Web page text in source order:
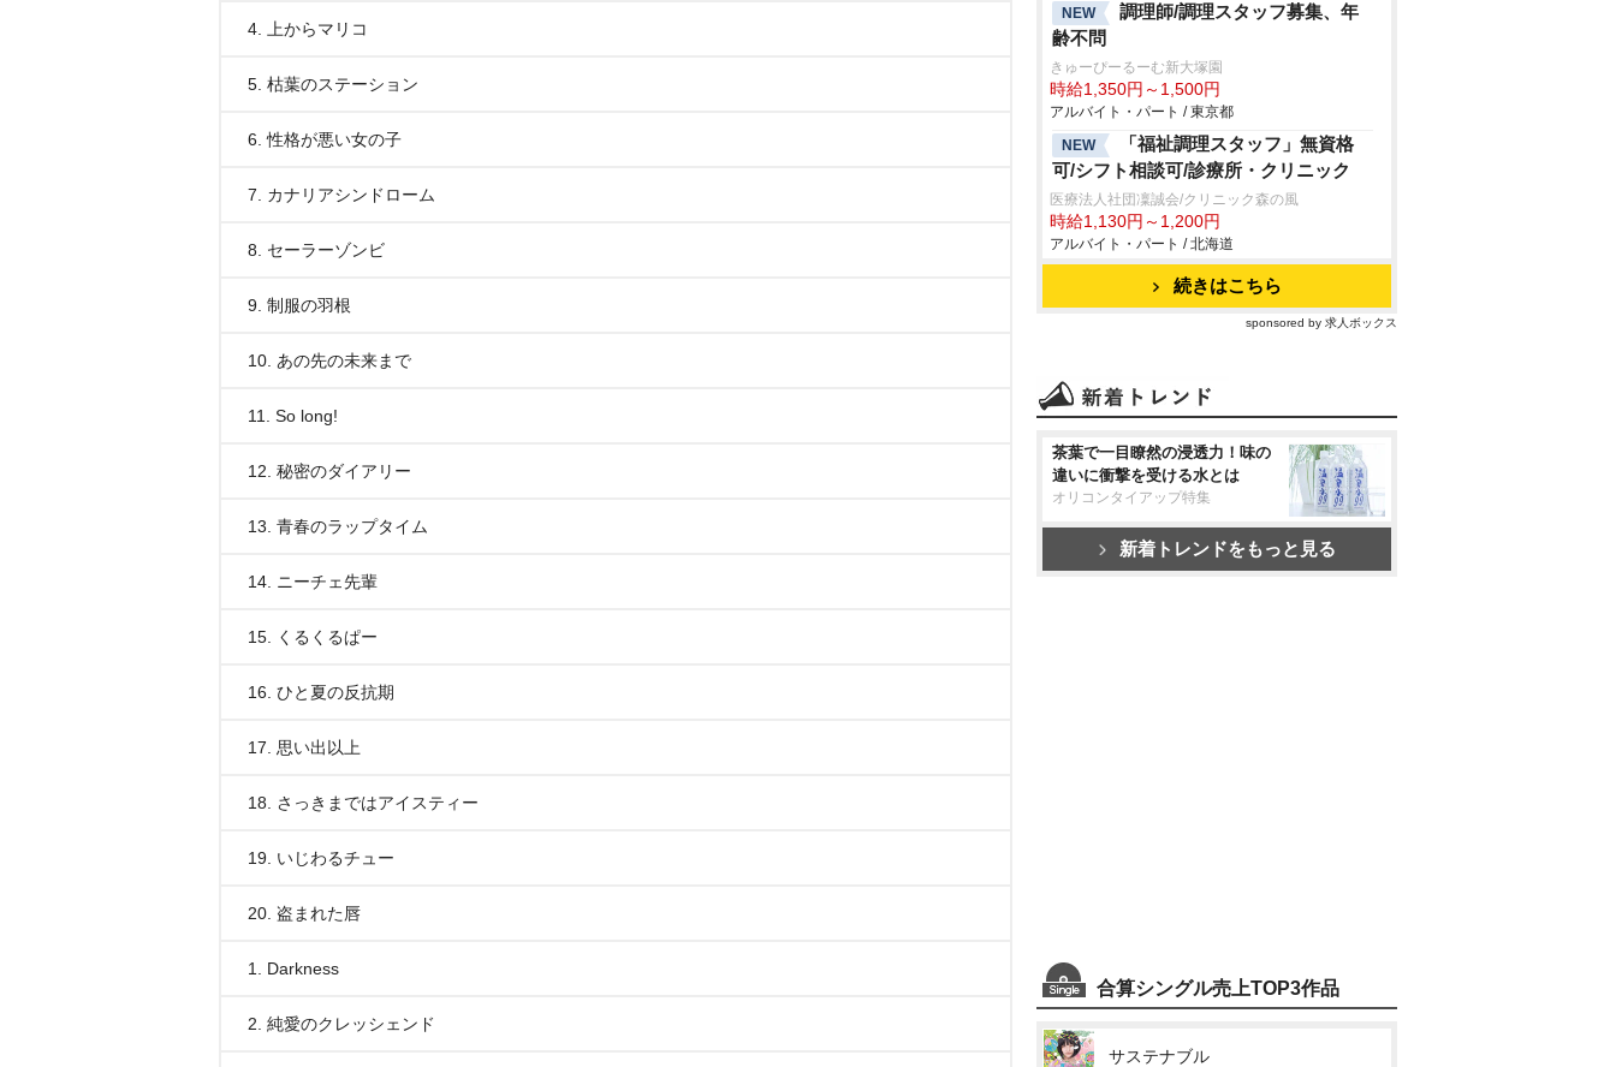
4. 上からマリコ
5. 枯葉のステーション
6. 性格が悪い女の子
7. カナリアシンドローム
8. セーラーゾンビ
9. 制服の羽根
10. あの先の未来まで
11. So long!
12. 秘密のダイアリー
13. 青春のラップタイム
14. ニーチェ先輩
15. くるくるぱー
16. ひと夏の反抗期
17. 思い出以上
18. さっきまではアイスティー
19. いじわるチュー
20. 盗まれた唇
1. Darkness
2. 純愛のクレッシェンド
NEW
調理師/調理スタッフ募集、年
齢不問
きゅーぴーるーむ新大塚園
時給1,350円～1,500円
アルバイト・パート / 東京都
NEW
「福祉調理スタッフ」無資格
可/シフト相談可/診療所・クリニック
医療法人社団凜誠会/クリニック森の風
時給1,130円～1,200円
アルバイト・パート / 北海道
続きはこちら
sponsored by 求人ボックス
茶葉で一目瞭然の浸透力！味の
違いに衝撃を受ける水とは
オリコンタイアップ特集
新着トレンドをもっと見る
合算シングル売上TOP3作品
サステナブル